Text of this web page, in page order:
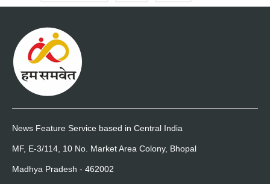
News Feature Service based in Central India
MF, E-3/114, 10 No. Market Area Colony, Bhopal
Madhya Pradesh - 462002